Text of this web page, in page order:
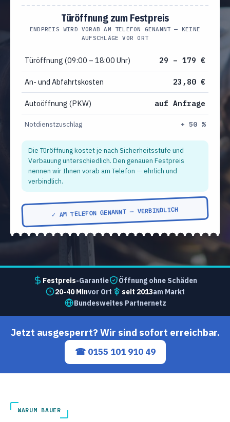
Türöffnung zum Festpreis
ENDPREIS WIRD VORAB AM TELEFON GENANNT — KEINE
AUFSCHLÄGE VOR ORT
Türöffnung (09:00 – 18:00 Uhr) 29 – 179 €
An- und Abfahrtskosten 23,80 €
Autoöffnung (PKW) auf Anfrage
Notdienstzuschlag + 50 %
Die Türöffnung kostet je nach Sicherheitsstufe und
Verbauung unterschiedlich. Den genauen Festpreis
nennen wir Ihnen vorab am Telefon — ehrlich und
verbindlich.
✓ AM TELEFON GENANNT — VERBINDLICH
Festpreis-Garantie
Öffnung ohne Schäden
20-40 Minvor Ort seit 2013am Markt
Bundesweites Partnernetz
Jetzt ausgesperrt? Wir sind sofort erreichbar.
☎ 0155 101 910 49
WARUM BAUER